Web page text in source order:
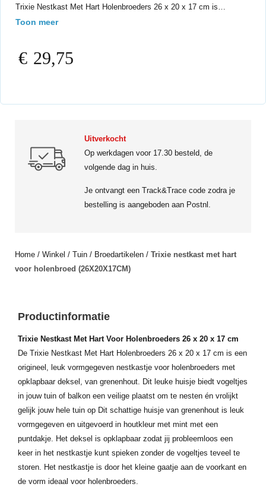
Trixie Nestkast Met Hart Holenbroeders 26 x 20 x 17 cm is…
Toon meer
€ 29,75
Uitverkocht
Op werkdagen voor 17.30 besteld, de
volgende dag in huis.
Je ontvangt een Track&Trace code zodra je
bestelling is aangeboden aan Postnl.
Home / Winkel / Tuin / Broedartikelen / Trixie nestkast met hart
voor holenbroed (26X20X17CM)
Productinformatie
Trixie Nestkast Met Hart Voor Holenbroeders 26 x 20 x 17 cm
De Trixie Nestkast Met Hart Holenbroeders 26 x 20 x 17 cm is een
origineel, leuk vormgegeven nestkastje voor holenbroeders met
opklapbaar deksel, van grenenhout. Dit leuke huisje biedt vogeltjes
in jouw tuin of balkon een veilige plaatst om te nesten én vrolijkt
gelijk jouw hele tuin op Dit schattige huisje van grenenhout is leuk
vormgegeven en uitgevoerd in houtkleur met mint met een
puntdakje. Het deksel is opklapbaar zodat jij probleemloos een
keer in het nestkastje kunt spieken zonder de vogeltjes teveel te
storen. Het nestkastje is door het kleine gaatje aan de voorkant en
de vorm ideaal voor holenbroeders.